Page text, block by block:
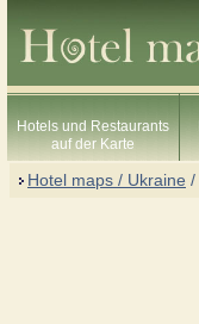
Hotels und Restaurants
auf der Karte
Hotel maps / Ukraine /